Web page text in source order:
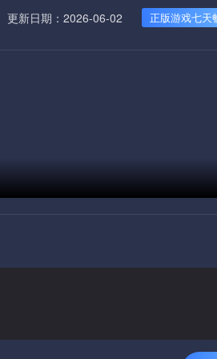
更新日期：2026-06-02 正版游戏七天